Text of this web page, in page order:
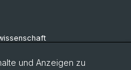
und Anzeigen zu